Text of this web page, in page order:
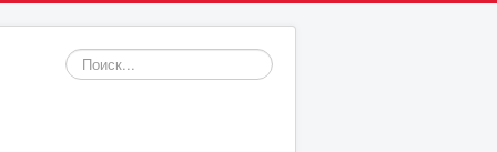
Искать...